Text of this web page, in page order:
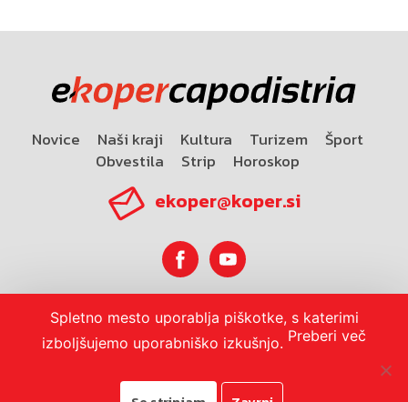
Novice Naši kraji Kultura Turizem
Šport
Obvestila
Strip Horoskop
ekoper@koper.si
Horoskop
Spletno mesto uporablja piškotke, s katerimi
izboljšujemo uporabniško izkušnjo. Preberi več